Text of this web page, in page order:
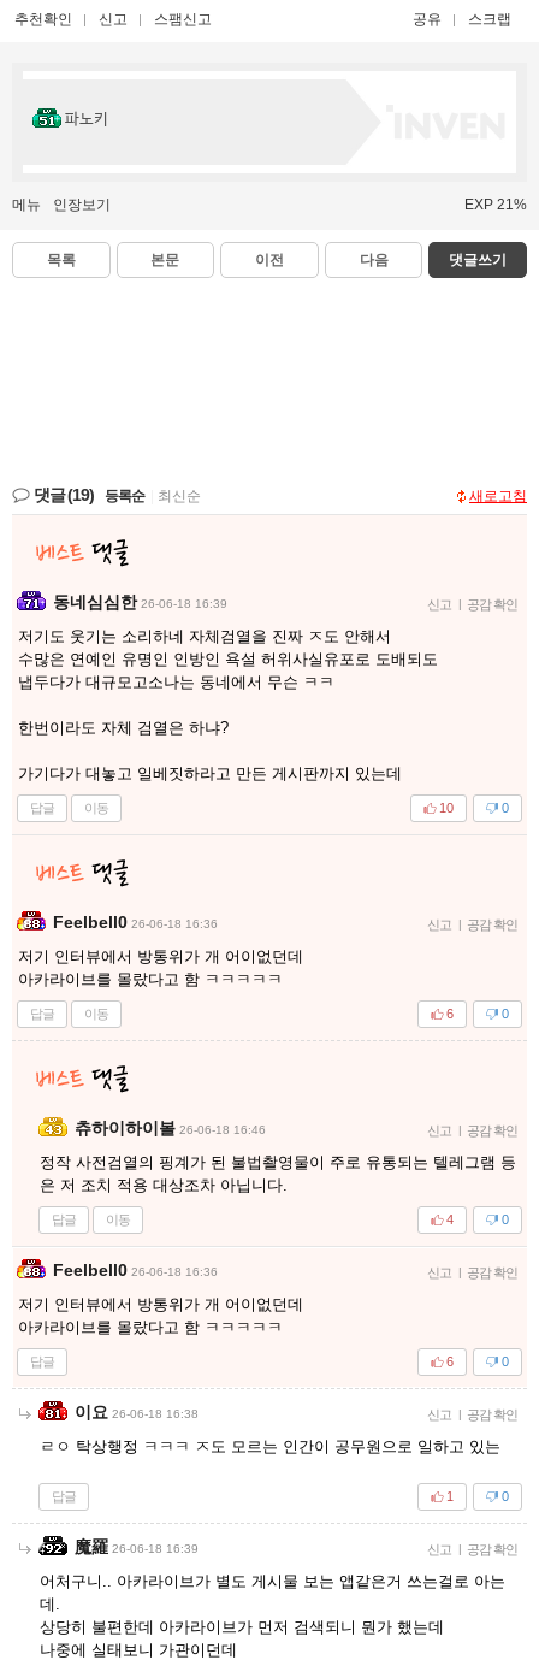
추천확인 신고 스팸신고 공유 스크랩
파노키
메뉴 인장보기 EXP 21%
목록 본문 이전 다음 댓글쓰기
댓글(19) 등록순 최신순 새로고침
동네심심한 26-06-18 16:39 신고 | 공감 확인
저기도 웃기는 소리하네 자체검열을 진짜 ㅈ도 안해서
수많은 연예인 유명인 인방인 욕설 허위사실유포로 도배되도
냅두다가 대규모고소나는 동네에서 무슨 ㅋㅋ
한번이라도 자체 검열은 하냐?
가기다가 대놓고 일베짓하라고 만든 게시판까지 있는데
답글 이동 0
10
Feelbell0 26-06-18 16:36 신고 | 공감 확인
저기 인터뷰에서 방통위가 개 어이없던데
아카라이브를 몰랐다고 함 ㅋㅋㅋㅋㅋ
답글 이동 0
6
츄하이하이볼 26-06-18 16:46 신고 | 공감 확인
정작 사전검열의 핑계가 된 불법촬영물이 주로 유통되는 텔레그램 등
은 저 조치 적용 대상조차 아닙니다.
답글 이동 0
4
Feelbell0 26-06-18 16:36 신고 | 공감 확인
저기 인터뷰에서 방통위가 개 어이없던데
아카라이브를 몰랐다고 함 ㅋㅋㅋㅋㅋ
답글 0
6
이요 26-06-18 16:38 신고 | 공감 확인
ㄹㅇ 탁상행정 ㅋㅋㅋ ㅈ도 모르는 인간이 공무원으로 일하고 있는
답글 0
1
魔羅 26-06-18 16:39 신고 | 공감 확인
어처구니.. 아카라이브가 별도 게시물 보는 앱같은거 쓰는걸로 아는
데.
상당히 불편한데 아카라이브가 먼저 검색되니 뭔가 했는데
나중에 실태보니 가관이던데